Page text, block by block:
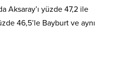
Aksaray’ı yüzde 47,2 ile
46,5’le Bayburt ve aynı